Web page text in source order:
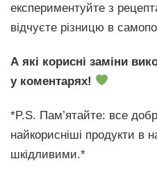
експериментуйте з
відчуєте різницю в
А які корисні заміни
у коментарях!
*P.S. Пам’ятайте: все
найкорисніші продукти в
шкідливими.*